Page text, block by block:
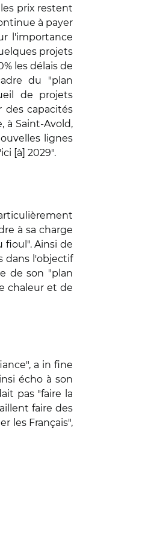
prix restent
à payer
l'importance
projets
les délais de
du "plan
de projets
des capacités
à Saint-Avold,
lignes
[à] 2029".
à sa charge
fioul". Ainsi de
dans l'objectif
de son "plan
chaleur et de
a in fine
écho à son
pas "faire la
faire des
les Français",